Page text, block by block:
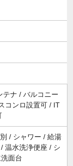
テナ / バルコニー
コンロ設置可 / IT
/ シャワー / 給湯
温水洗浄便座 / シ
面台